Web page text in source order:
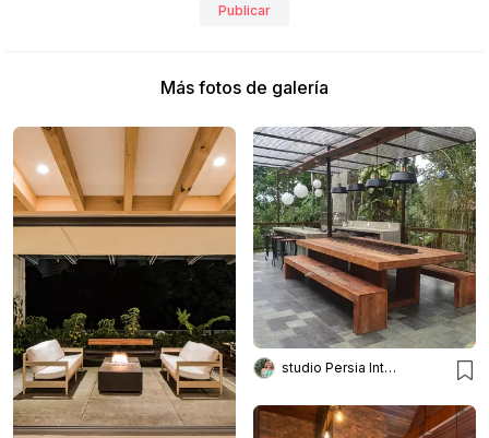
Publicar
Más fotos de galería
studio Persia Interiores